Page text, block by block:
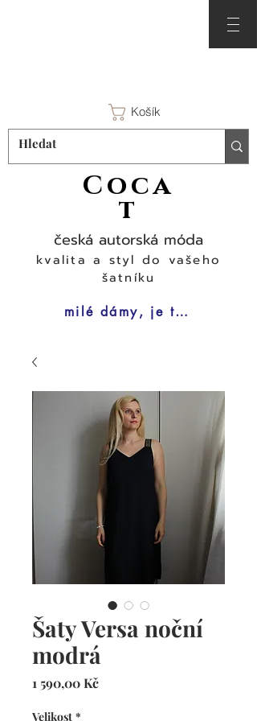
Košík
Coca
t
česká autorská móda
kvalita a styl do vašeho
šatníku
milé dámy, je tu čas na šaty
Šaty Versa noční
modrá
1 590,00 KčCena
Velikost *